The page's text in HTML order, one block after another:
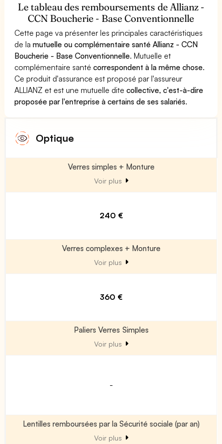
Le tableau des remboursements de Allianz -
CCN Boucherie - Base Conventionnelle
Cette page va présenter les principales caractéristiques
de lamutuelle ou complémentaire santé Allianz - CCN
Boucherie - Base Conventionnelle. Mutuelle et
complémentaire santécorrespondent à la même chose.
Ce produit d'assurance est proposé par l'assureur
ALLIANZ et est une mutuelle ditecollective, c'est-à-dire
proposée par l'entreprise à certains de ses salariés.
Optique
Verres simples + Monture
Voir plus
240 €
Verres complexes + Monture
Voir plus
360 €
Paliers Verres Simples
Voir plus
-
Lentilles remboursées par la Sécurité sociale (par an)
Voir plus